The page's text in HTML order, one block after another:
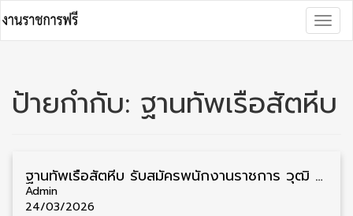
to
content
ป้ายกำกับ: ฐานทัพเรือสัตหีบ
ฐานทัพเรือสัตหีบ รับสมัครพนักงานราชการ วุฒิ ม.6/ปวช./ปวส. 44 อัตรา รับสมัคร 30 มีนาคม – 3 เมษายน
Admin
24/03/2026